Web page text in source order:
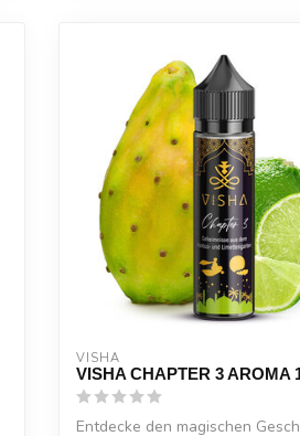
VISHA
VISHA CHAPTER 3 AROMA
Entdecke den magischen